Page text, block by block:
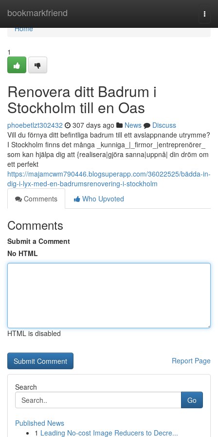
bookmarkfriend
Home
Home
1
Renovera ditt Badrum i
Stockholm till en Oas
phoebetlzt302432 307 days ago News
Discuss
Vill du förnya ditt befintliga badrum till ett avslappnande utrymme?
I Stockholm finns det många _kunniga_|_firmor_|entreprenörer_
som kan hjälpa dig att {realisera|gjöra sanna|uppnå| din dröm om
ett perfekt
https://majamcwm790446.blogsuperapp.com/36022525/bädda-in-
dig-i-lyx-med-en-badrumsrenovering-i-stockholm
Comments
Who Upvoted
Comments
Submit a Comment
No HTML
HTML is disabled
Report Page
Search
Go
Published News
1 Leading No-cost Image Reducers to Decre...